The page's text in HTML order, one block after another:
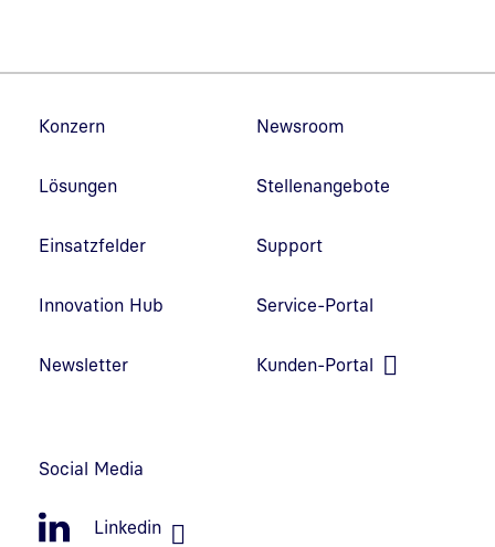
Konzern
Lösungen
Einsatzfelder
Innovation Hub
Newsletter
Newsroom
Stellenangebote
Support
Service-Portal
Kunden-Portal
Social Media
Linkedin